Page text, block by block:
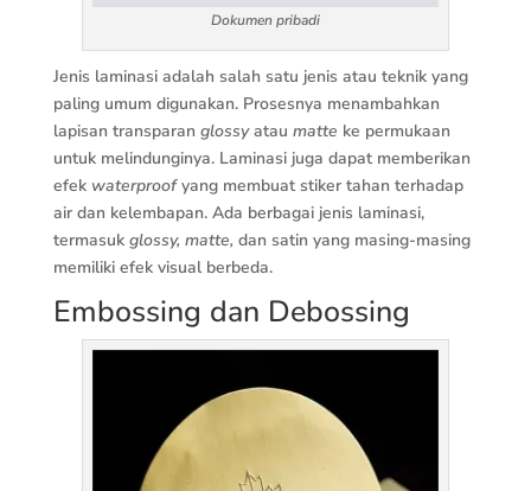
Dokumen pribadi
Jenis laminasi adalah salah satu jenis atau teknik yang
paling umum digunakan. Prosesnya menambahkan
lapisan transparan glossyatau matte ke permukaan
untuk melindunginya. Laminasi juga dapat memberikan
efek waterproofyang membuat stiker tahan terhadap
air dan kelembapan. Ada berbagai jenis laminasi,
termasuk glossy, matte, dan satin yang masing-masing
memiliki efek visual berbeda.
Embossing dan Debossing